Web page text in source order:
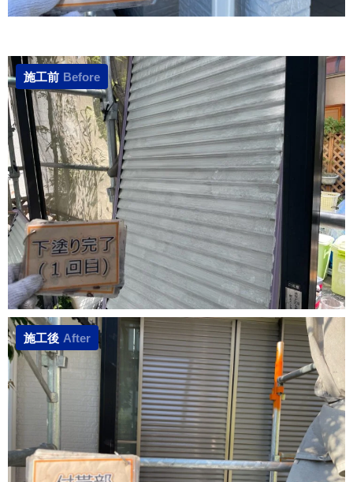
施工前 Before
施工後 After